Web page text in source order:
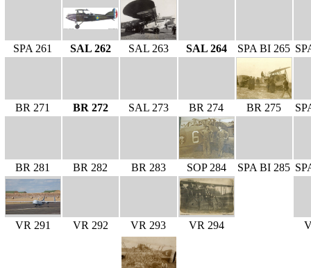
SPA 261 SAL 262 SAL 263 SAL 264 SPA BI 265
BR 271 BR 272 SAL 273 BR 274 BR 275
BR 281 BR 282 BR 283 SOP 284 SPA BI 285
VR 291 VR 292 VR 293 VR 294